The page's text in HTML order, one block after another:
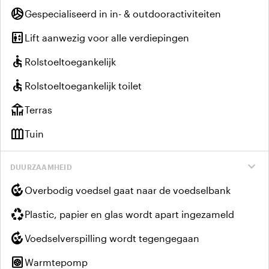
sports_volleyballGespecialiseerd in in- & outdooractiviteiten
elevator Lift aanwezig voor alle verdiepingen
accessible Rolstoeltoegankelijk
accessible Rolstoeltoegankelijk toilet
deckTerras
outdoor_gardenTuin
expand_more
DUURZAAMHEID
compost Overbodig voedsel gaat naar de voedselbank
recyclingPlastic, papier en glas wordt apart ingezameld
compostVoedselverspilling wordt tegengegaan
heat_pumpWarmtepomp